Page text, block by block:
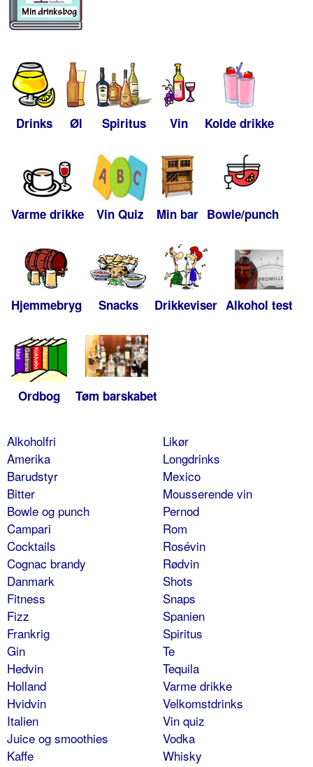
Drinks Øl Spiritus Vin Kolde drikke
Varme drikke Vin Quiz Min bar Bowle/punch
Hjemmebryg Snacks Drikkeviser Alkohol test
Ordbog Tøm barskabet
Alkoholfri
Amerika
Barudstyr
Bitter
Bowle og punch
Campari
Cocktails
Cognac brandy
Danmark
Fitness
Fizz
Frankrig
Gin
Hedvin
Holland
Hvidvin
Italien
Juice og smoothies
Kaffe
Likør
Longdrinks
Mexico
Mousserende vin
Pernod
Rom
Rosévin
Rødvin
Shots
Snaps
Spanien
Spiritus
Te
Tequila
Varme drikke
Velkomstdrinks
Vin quiz
Vodka
Whisky